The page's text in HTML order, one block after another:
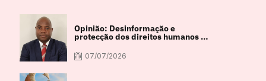
Opinião: Desinformação e
protecção dos direitos humanos na
sociedade digital em debate
07/07/2026